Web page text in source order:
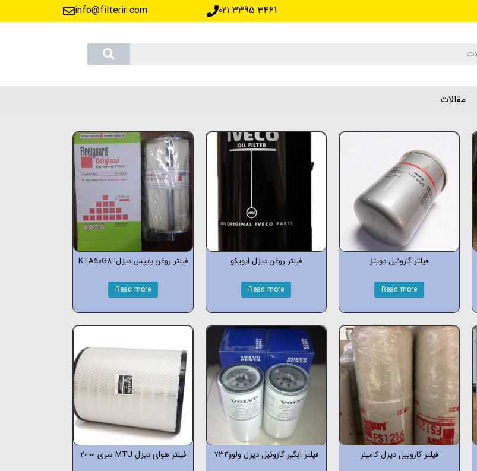
‪021 3395 3461
info@filterir.com
مقالات
فیلتر گازوئیل دویتز
Read more
فیلتر روغن دیزل ایویکو
Read more
فیلتر روغن بایپس دیزلKTA50G8-I
Read more
فیلتر گازوییل دیزل کامینز فیلتر آبگیر گازوئیل دیزل ولوو734 فیلتر هوای دیزل MTU سری 2000